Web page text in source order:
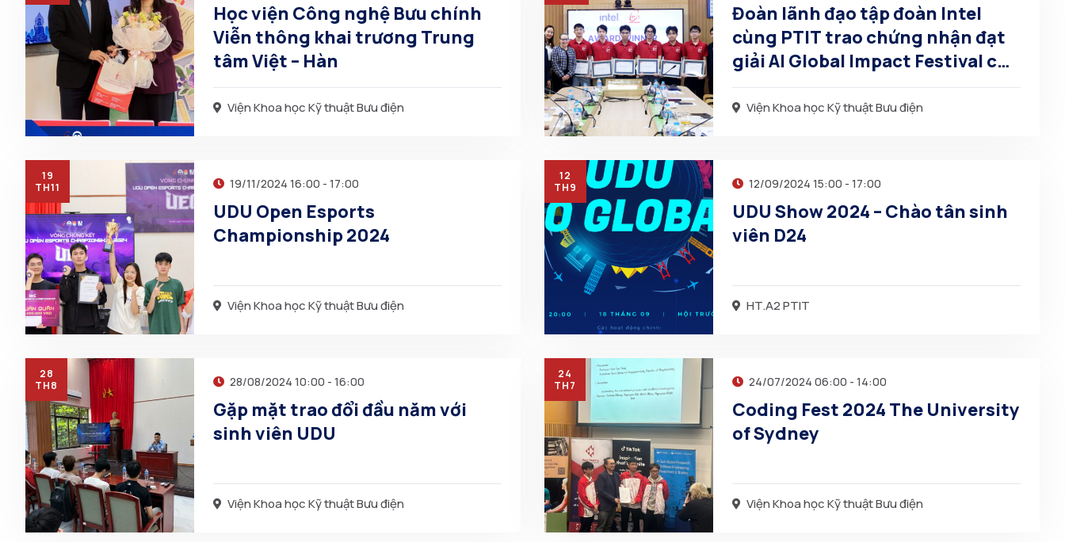
Học viện Công nghệ Bưu chính
Viễn thông khai trương Trung
tâm Việt – Hàn
Viện Khoa học Kỹ thuật Bưu điện
Đoàn lãnh đạo tập đoàn Intel
cùng PTIT trao chứng nhận đạt
giải AI Global Impact Festival cho
các đội sinh viên tham dự
Viện Khoa học Kỹ thuật Bưu điện
19
TH11
19/11/2024 16:00 - 17:00
UDU Open Esports
Championship 2024
Viện Khoa học Kỹ thuật Bưu điện
12
TH9
12/09/2024 15:00 - 17:00
UDU Show 2024 – Chào tân sinh
viên D24
HT.A2 PTIT
28
TH8
28/08/2024 10:00 - 16:00
Gặp mặt trao đổi đầu năm với
sinh viên UDU
Viện Khoa học Kỹ thuật Bưu điện
24
TH7
24/07/2024 06:00 - 14:00
Coding Fest 2024 The University
of Sydney
Viện Khoa học Kỹ thuật Bưu điện